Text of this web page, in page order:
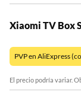
Xiaomi TV Box
PVP en AliExpress
El precio podría variar.